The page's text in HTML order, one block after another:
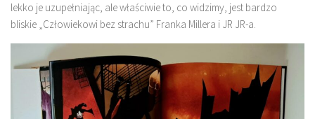
lekko je uzupełniając, ale właściwie to, co widzimy, jest bardzo
bliskie „Człowiekowi bez strachu” Franka Millera i JR JR-a.